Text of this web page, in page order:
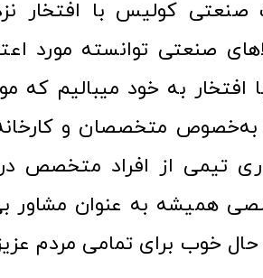
افتخار به خود میبالیم که
به‌خصوص متخصصان و
تیمی از افراد متخصص در
همیشه به عنوان مشاور
خوب برای تمامی مردم